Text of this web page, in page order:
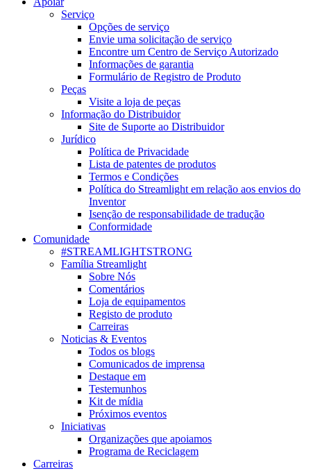
Serviço
Opções de serviço
Envie uma solicitação de serviço
Encontre um Centro de Serviço Autorizado
Informações de garantia
Formulário de Registro de Produto
Peças
Visite a loja de peças
Informação do Distribuidor
Site de Suporte ao Distribuidor
Jurídico
Política de Privacidade
Lista de patentes de produtos
Termos e Condições
Política do Streamlight em relação aos envios do
Inventor
Isenção de responsabilidade de tradução
Conformidade
Comunidade
#STREAMLIGHTSTRONG
Família Streamlight
Sobre Nós
Comentários
Loja de equipamentos
Registo de produto
Carreiras
Noticias & Eventos
Todos os blogs
Comunicados de imprensa
Destaque em
Testemunhos
Kit de mídia
Próximos eventos
Iniciativas
Organizações que apoiamos
Programa de Reciclagem
Carreiras